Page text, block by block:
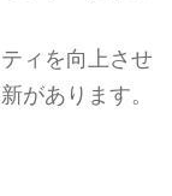
ィを向上させ
があります。